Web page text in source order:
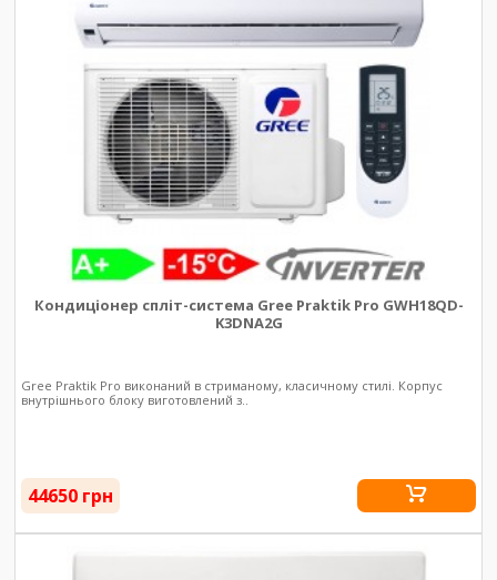
Кондиціонер спліт-система Gree Praktik Pro GWH18QD-
K3DNA2G
Gree Praktik Pro виконаний в стриманому, класичному стилі. Корпус
внутрішнього блоку виготовлений з..
44650 грн